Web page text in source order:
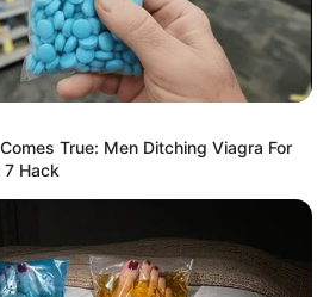
True: Men Ditching Viagra For
7 Hack